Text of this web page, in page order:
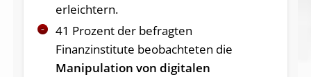
erleichtern.
41 Prozent der befragten
Finanzinstitute beobachteten die
Manipulation von digitalen